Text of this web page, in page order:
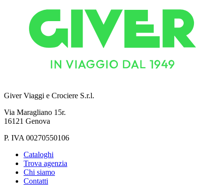
Giver Viaggi e Crociere S.r.l.
Via Maragliano 15r.
16121 Genova
P. IVA 00270550106
Cataloghi
Trova agenzia
Chi siamo
Contatti